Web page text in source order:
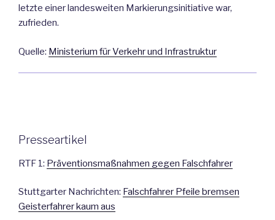
letzte einer landesweiten Markierungsinitiative war,
zufrieden.
Quelle: Ministerium für Verkehr und Infrastruktur
Presseartikel
RTF 1: Präventionsmaßnahmen gegen Falschfahrer
Stuttgarter Nachrichten: Falschfahrer Pfeile bremsen
Geisterfahrer kaum aus